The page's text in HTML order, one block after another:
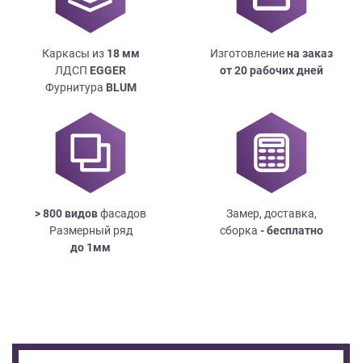
Каркасы из 18мм
ЛДСП EGGER
Фурнитура BLUM
Изготовлениена заказ
от 20 рабочих дней
> 800 видовфасадов
Размерный ряд
до 1мм
Замер, доставка,
сборка - бесплатно